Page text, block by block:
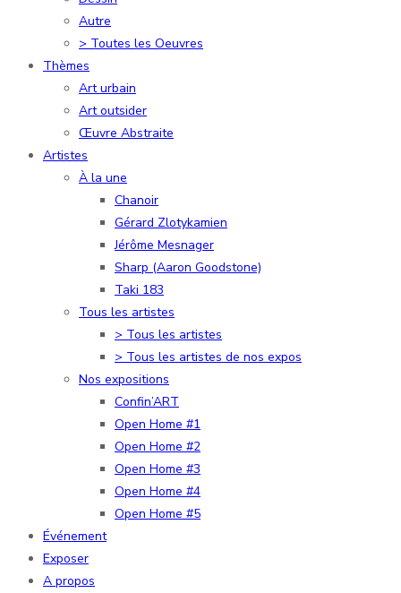
Autre
> Toutes les Oeuvres
Thèmes
Art urbain
Art outsider
Œuvre Abstraite
Artistes
À la une
Chanoir
Gérard Zlotykamien
Jérôme Mesnager
Sharp (Aaron Goodstone)
Taki 183
Tous les artistes
> Tous les artistes
> Tous les artistes de nos expos
Nos expositions
Confin’ART
Open Home #1
Open Home #2
Open Home #3
Open Home #4
Open Home #5
Événement
Exposer
A propos